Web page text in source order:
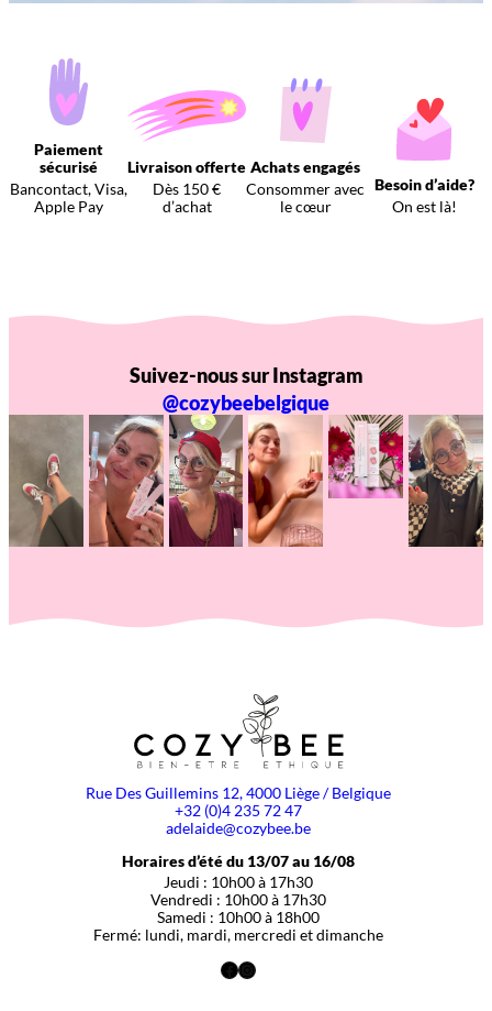
Paiement
sécurisé
Bancontact, Visa,
Apple Pay
Livraison offerte
Dès 150 €
d’achat
Achats engagés
Consommer avec
le cœur
Besoin d’aide?
On est là!
Suivez-nous sur Instagram
@cozybeebelgique
Rue Des Guillemins 12, 4000 Liège / Belgique
+32 (0)4 235 72 47
adelaide@cozybee.be
Horaires d’été du 13/07 au 16/08
Jeudi : 10h00 à 17h30
Vendredi : 10h00 à 17h30
Samedi : 10h00 à 18h00
Fermé: lundi, mardi, mercredi et dimanche
Facebook
Instagram